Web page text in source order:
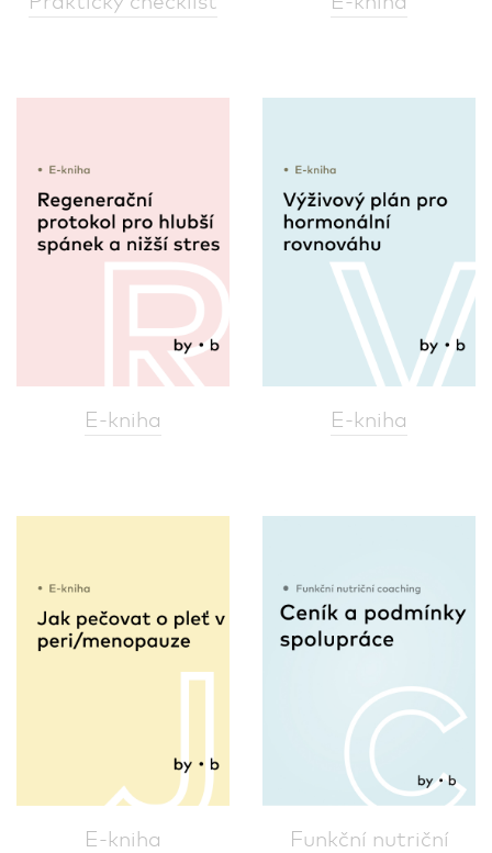
E-kniha E-kniha
E-kniha Funkční nutriční